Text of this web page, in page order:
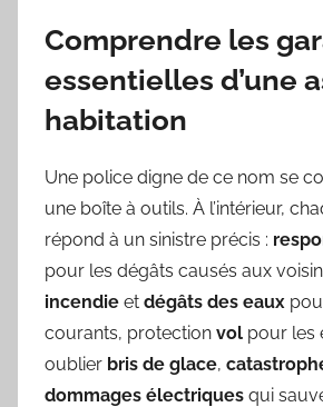
Comprendre les
essentielles d’une
habitation
Une police digne de ce nom se
une boîte à outils. À l’intérieur,
répond à un sinistre précis :
pour les dégâts causés aux
incendie et dégâts des eaux
courants, protection vol pour les
oublier bris de glace,
dommages électriques qui